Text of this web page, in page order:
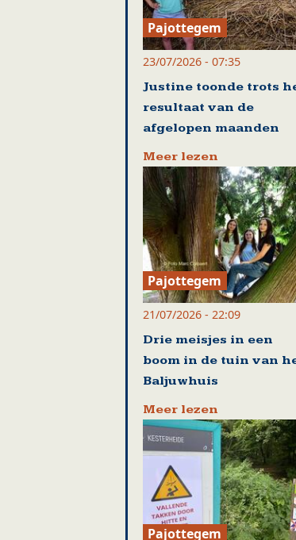
Pajottegem
23/07/2026 - 07:35
Justine toonde trots
resultaat van de
afgelopen maanden
Meer lezen
Pajottegem
21/07/2026 - 22:09
Drie meisjes in een
boom in de tuin van
Baljuwhuis
Meer lezen
Pajottegem